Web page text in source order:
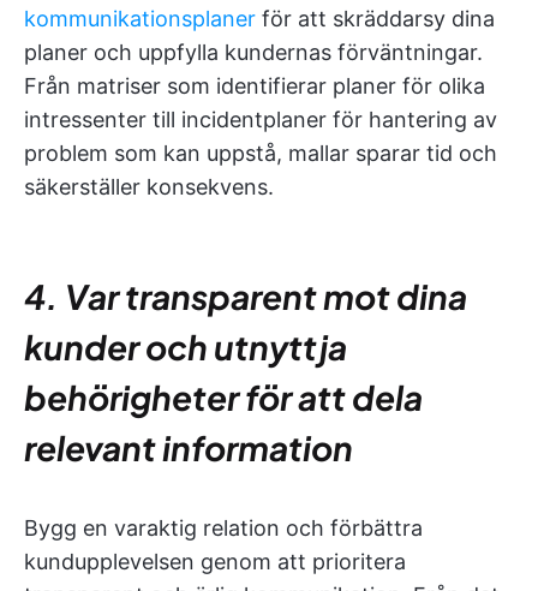
kommunikationsplaner för att skräddarsy dina
planer och uppfylla kundernas förväntningar.
Från matriser som identifierar planer för olika
intressenter till incidentplaner för hantering av
problem som kan uppstå, mallar sparar tid och
säkerställer konsekvens.
4. Var transparent mot dina
kunder och utnyttja
behörigheter för att dela
relevant information
Bygg en varaktig relation och förbättra
kundupplevelsen genom att prioritera